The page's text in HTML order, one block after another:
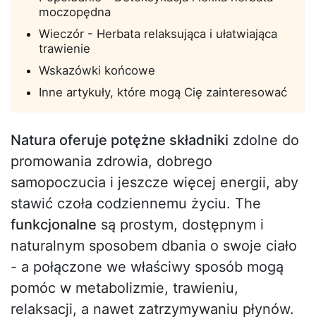
moczopędna
Wieczór - Herbata relaksująca i ułatwiająca
trawienie
Wskazówki końcowe
Inne artykuły, które mogą Cię zainteresować
Natura oferuje potężne składniki zdolne do
promowania zdrowia, dobrego
samopoczucia i jeszcze więcej energii, aby
stawić czoła codziennemu życiu. The
funkcjonalne są prostym, dostępnym i
naturalnym sposobem dbania o swoje ciało
- a połączone we właściwy sposób mogą
pomóc w metabolizmie, trawieniu,
relaksacji, a nawet zatrzymywaniu płynów.